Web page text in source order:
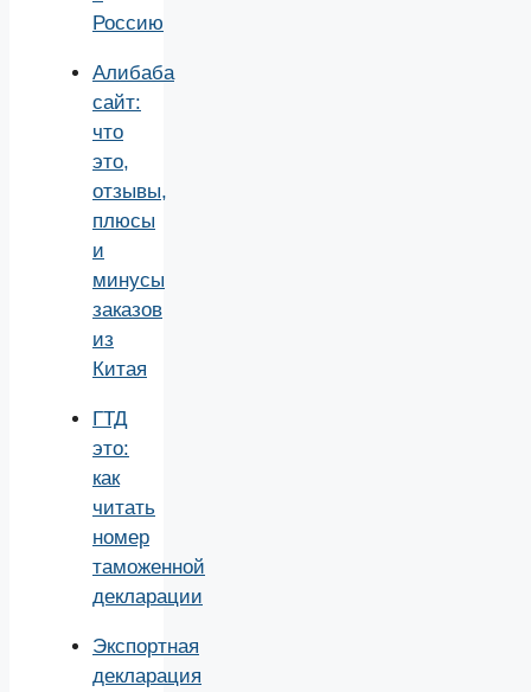
Россию
Алибаба
сайт:
что
это,
отзывы,
плюсы
и
минусы
заказов
из
Китая
ГТД
это:
как
читать
номер
таможенной
декларации
Экспортная
декларация